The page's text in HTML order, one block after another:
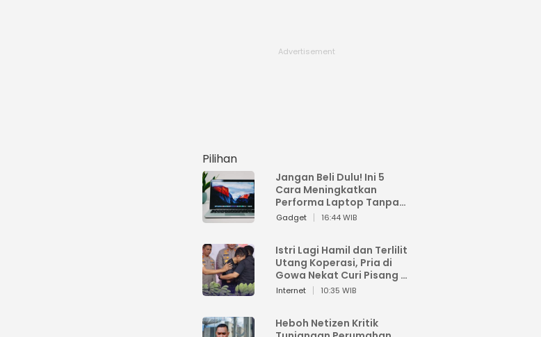
Pilihan
Jangan Beli Dulu! Ini 5
Cara Meningkatkan
Performa Laptop Tanpa
Harus Beli Baru
Gadget 16:44 WIB
Istri Lagi Hamil dan Terlilit
Utang Koperasi, Pria di
Gowa Nekat Curi Pisang 4
Tandan Milik Tetangga,
Internet 10:35 WIB
Heboh Netizen Kritik